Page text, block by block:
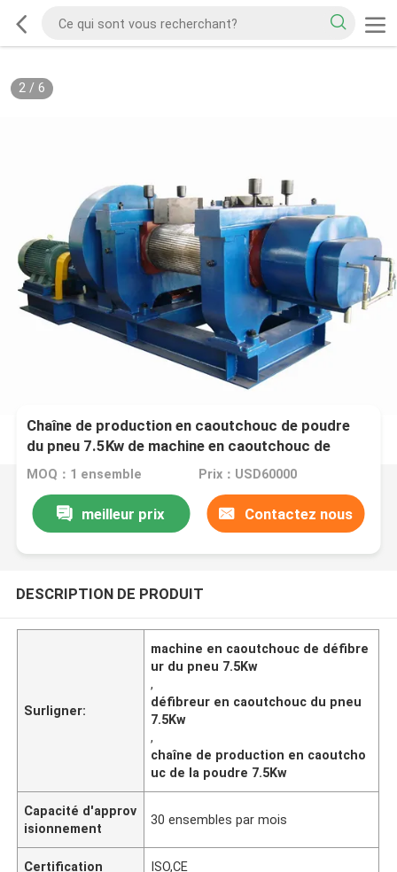
2/ 6
Chaîne de production en caoutchouc de poudre
du pneu 7.5Kw de machine en caoutchouc de
défibreur CE d'OIN
MOQ：1 ensemble Prix：USD60000
meilleur prix Contactez nous
DESCRIPTION DE PRODUIT
Surligner:
machine en caoutchouc de défibre
ur du pneu 7.5Kw
,
défibreur en caoutchouc du pneu
7.5Kw
,
chaîne de production en caoutcho
uc de la poudre 7.5Kw
Capacité d'approv
isionnement
30 ensembles par mois
Certification ISO,CE